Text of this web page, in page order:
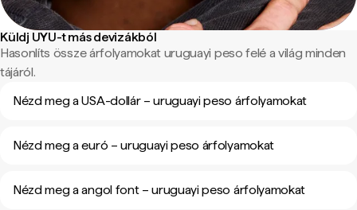
Küldj UYU-t más devizákból
Hasonlíts össze árfolyamokat uruguayi peso felé a világ minden
tájáról.
Nézd meg a USA-dollár – uruguayi peso árfolyamokat
Nézd meg a euró – uruguayi peso árfolyamokat
Nézd meg a angol font – uruguayi peso árfolyamokat